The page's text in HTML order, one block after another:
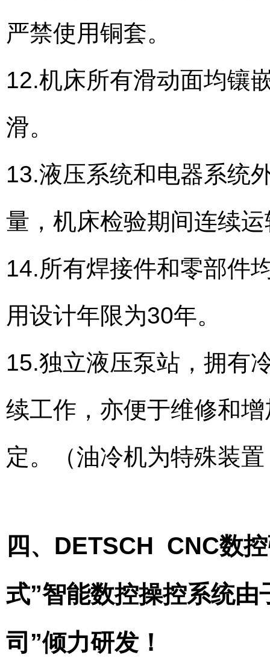
严禁使用铜套。
12.机床所有滑动面均镶
滑。
13.液压系统和电器系统
量，机床检验期间连续
14.所有焊接件和零部件
用设计年限为30年。
15.独立液压泵站，拥有
续工作，亦便于维修和
定。（油冷机为特殊装
四、DETSCH CNC数
式”智能数控操控系统
司”倾力研发！